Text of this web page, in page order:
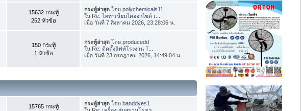
15632 กระทู้
252 หัวข้อ
กระทู้ล่าสุด โดยpolychemicals11
ใน Re: ไททาเนียมไดออกไซด์ เ...
เมื่อ วันที่ 7 สิงหาคม 2026, 23:28:06 น.
150 กระทู้
1 หัวข้อ
กระทู้ล่าสุด โดยproducedd
ใน Re: ติดตั้งลิฟท์โรงงาน T...
เมื่อ วันที่ 23 กรกฎาคม 2026, 14:49:04 น.
15765 กระทู้
กระทู้ล่าสุด โดยbanddyes1